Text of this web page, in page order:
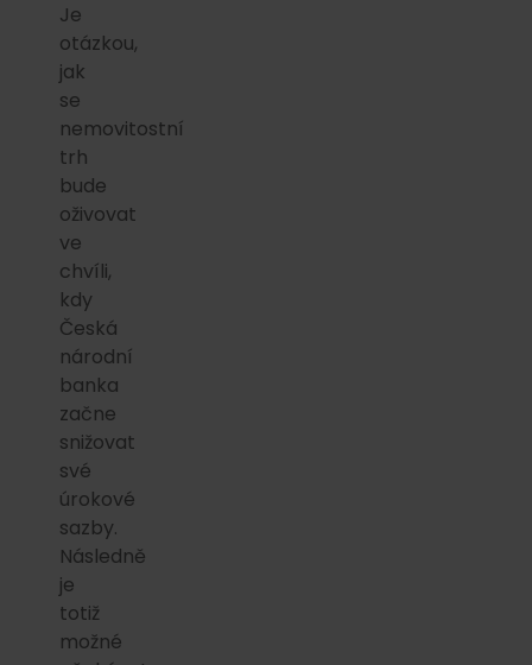
Je
otázkou,
jak
se
nemovitostní
trh
bude
oživovat
ve
chvíli,
kdy
Česká
národní
banka
začne
snižovat
své
úrokové
sazby.
Následně
je
totiž
možné